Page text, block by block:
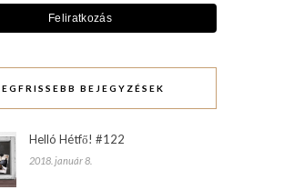
BEJEGYZÉSEK
Helló Hétfő! #122
2018. január 8.